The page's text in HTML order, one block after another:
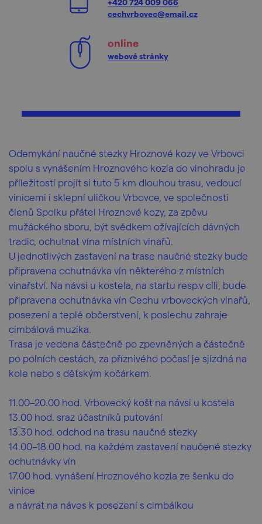
+420 724 009 066
cechvrbovec@email.cz
online
webové stránky
Odemykání naučné stezky Hroznové kozy ve Vrbovci
spolu s vynášením Hroznového kozla do vinohradu je
příležitostí projít si tuto 5 km dlouhou trasu, vedoucí
vinicemi i sklepní uličkou Vrbovce, ve společnosti
členů Spolku přátel Hroznové kozy, za zpěvu
mužáckého sboru, být svědkem ožívajících dávných
tradic, ochutnat vína místních vinařů.
U jednotlivých zastavení na trase naučné stezky bude
připravena ochutnávka vín některého z místních
vinařství. Na návsi u kostela, na startu resp.v cíli, bude
připravena ochutnávka vín Cechu vrboveckých vinařů,
posezení a teplé občerstvení, k poslechu zahraje
cimbálová muzika.
Trasa je vedena částečně po zpevněných a částečně
po polních cestách, za příznivého počasí je sjízdná na
kole nebo s dětským kočárkem.
11.00–20.00 hod. Vrbovecký košt na návsi u kostela
13.00 hod. sraz účastníků putování
13.30 hod. odchod na trasu naučné stezky
14.00–18.00 hod. na každém zastavení naučené stezky
ochutnávky vín
17.00 hod. vynášení Hroznového kozla ze šenku do
vinice
a návrat na náves k posezení s cimbálkou